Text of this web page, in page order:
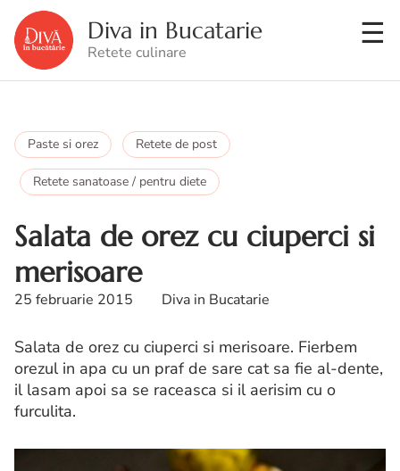
Diva in Bucatarie
Retete culinare
Paste si orez Retete de post
Retete sanatoase / pentru diete
Salata de orez cu ciuperci si
merisoare
25 februarie 2015 Diva in Bucatarie
Salata de orez cu ciuperci si merisoare. Fierbem
orezul in apa cu un praf de sare cat sa fie al-dente,
il lasam apoi sa se raceasca si il aerisim cu o
furculita.